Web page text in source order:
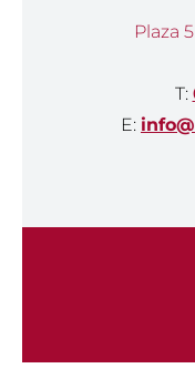
Plaza
T:
E: